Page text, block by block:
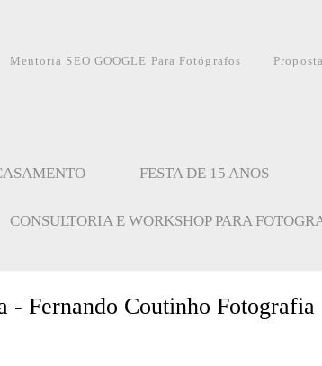
Mentoria SEO GOOGLE Para Fotógrafos
FESTA DE 15 ANOS
CONSULTORIA E WORKSHOP PARA
- Fernando Coutinho Fotografia